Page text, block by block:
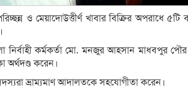
ও মেয়াদোউত্তীর্ণ খাবার বিক্রির অপরাধে ৫টি
নির্বাহী কর্মকর্তা মো. মনজুর আহসান মাধবপুর
অর্থদণ্ড করেন।
ভ্রাম্যমাণ আদালতকে সহযোগীতা করেন।